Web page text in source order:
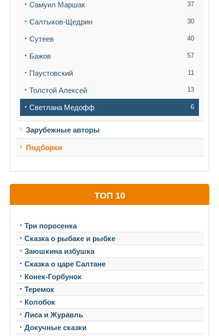
Самуил Маршак 37
Салтыков-Щедрин 30
Сутеев 40
Бажов 57
Паустовский 11
Толстой Алексей 13
Светлана Медофф 6
Зарубежные авторы
Подборки
ТОП 10
Три поросенка
Сказка о рыбаке и рыбке
Заюшкина избушка
Сказка о царе Салтане
Конек-Горбунок
Теремок
Колобок
Лиса и Журавль
Докучные сказки